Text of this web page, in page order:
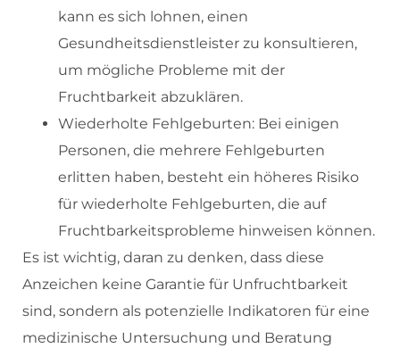
kann es sich lohnen, einen
Gesundheitsdienstleister zu konsultieren,
um mögliche Probleme mit der
Fruchtbarkeit abzuklären.
Wiederholte Fehlgeburten: Bei einigen
Personen, die mehrere Fehlgeburten
erlitten haben, besteht ein höheres Risiko
für wiederholte Fehlgeburten, die auf
Fruchtbarkeitsprobleme hinweisen können.
Es ist wichtig, daran zu denken, dass diese
Anzeichen keine Garantie für Unfruchtbarkeit
sind, sondern als potenzielle Indikatoren für eine
medizinische Untersuchung und Beratung